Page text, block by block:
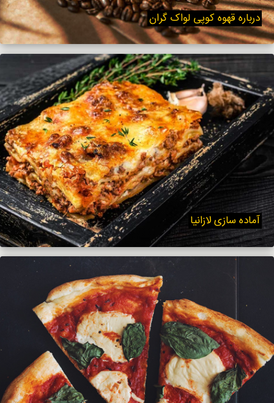
درباره قهوه کوپی لواک گران
آماده سازی لازانیا